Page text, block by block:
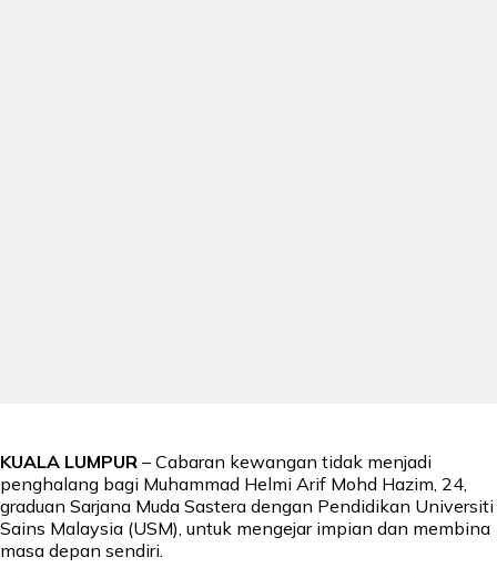
KUALA LUMPUR – Cabaran kewangan tidak menjadi
penghalang bagi Muhammad Helmi Arif Mohd Hazim, 24,
graduan Sarjana Muda Sastera dengan Pendidikan Universiti
Sains Malaysia (USM), untuk mengejar impian dan membina
masa depan sendiri.